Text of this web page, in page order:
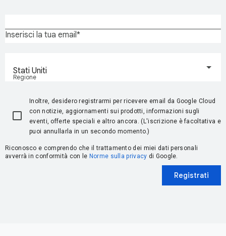
Inserisci la tua email
Regione
Stati Uniti
Inoltre, desidero registrarmi per ricevere email da Google Cloud
con notizie, aggiornamenti sui prodotti, informazioni sugli
eventi, offerte speciali e altro ancora. (L'iscrizione è facoltativa e
puoi annullarla in un secondo momento.)
Riconosco e comprendo che il trattamento dei miei dati personali
avverrà in conformità con le Norme sulla privacy di Google.
Registrati